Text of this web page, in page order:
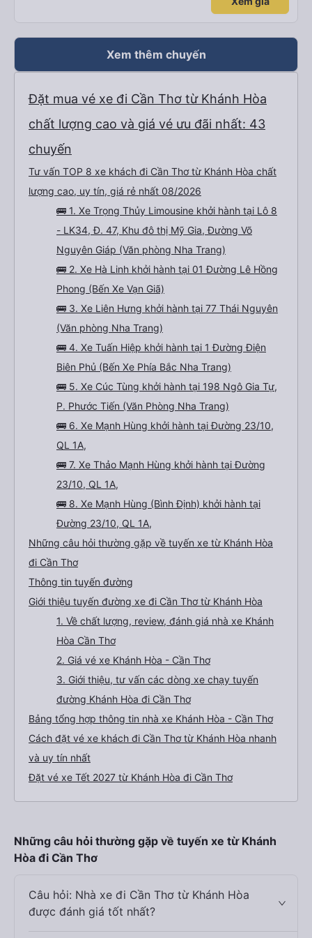
Xem thêm chuyến
Đặt mua vé xe đi Cần Thơ từ Khánh Hòa
chất lượng cao và giá vé ưu đãi nhất: 43
chuyến
Tư vấn TOP 8 xe khách đi Cần Thơ từ Khánh Hòa chất
lượng cao, uy tín, giá rẻ nhất 08/2026
🚌 1. Xe Trọng Thủy Limousine khởi hành tại Lô 8
- LK34, Đ. 47, Khu đô thị Mỹ Gia, Đường Võ
Nguyên Giáp (Văn phòng Nha Trang)
🚌 2. Xe Hà Linh khởi hành tại 01 Đường Lê Hồng
Phong (Bến Xe Vạn Giã)
🚌 3. Xe Liên Hưng khởi hành tại 77 Thái Nguyên
(Văn phòng Nha Trang)
🚌 4. Xe Tuấn Hiệp khởi hành tại 1 Đường Điện
Biên Phủ (Bến Xe Phía Bắc Nha Trang)
🚌 5. Xe Cúc Tùng khởi hành tại 198 Ngô Gia Tự,
P. Phước Tiến (Văn Phòng Nha Trang)
🚌 6. Xe Mạnh Hùng khởi hành tại Đường 23/10,
QL 1A,
🚌 7. Xe Thảo Mạnh Hùng khởi hành tại Đường
23/10, QL 1A,
🚌 8. Xe Mạnh Hùng (Bình Định) khởi hành tại
Đường 23/10, QL 1A,
Những câu hỏi thường gặp về tuyến xe từ Khánh Hòa
đi Cần Thơ
Thông tin tuyến đường
Giới thiệu tuyến đường xe đi Cần Thơ từ Khánh Hòa
1. Về chất lượng, review, đánh giá nhà xe Khánh
Hòa Cần Thơ
2. Giá vé xe Khánh Hòa - Cần Thơ
3. Giới thiệu, tư vấn các dòng xe chạy tuyến
đường Khánh Hòa đi Cần Thơ
Bảng tổng hợp thông tin nhà xe Khánh Hòa - Cần Thơ
Cách đặt vé xe khách đi Cần Thơ từ Khánh Hòa nhanh
và uy tín nhất
Đặt vé xe Tết 2027 từ Khánh Hòa đi Cần Thơ
Những câu hỏi thường gặp về tuyến xe từ Khánh
Hòa đi Cần Thơ
Câu hỏi: Nhà xe đi Cần Thơ từ Khánh Hòa
được đánh giá tốt nhất?